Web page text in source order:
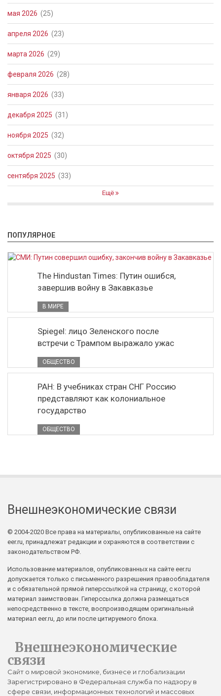
мая 2026 (25)
апреля 2026 (23)
марта 2026 (29)
февраля 2026 (28)
января 2026 (33)
декабря 2025 (31)
ноября 2025 (32)
октября 2025 (30)
сентября 2025 (33)
Ещё
ПОПУЛЯРНОЕ
The Hindustan Times: Путин ошибся,
завершив войну в Закавказье
В МИРЕ
Spiegel: лицо Зеленского после
встречи с Трампом выражало ужас
ОБЩЕСТВО
РАН: В учебниках стран СНГ Россию
представляют как колониальное
государство
ОБЩЕСТВО
Внешнеэкономические связи
© 2004-2020 Все права на материалы, опубликованные на сайте
eer.ru, принадлежат редакции и охраняются в соответствии с
законодательством РФ.
Использование материалов, опубликованных на сайте eer.ru
допускается только с письменного разрешения правообладателя
и с обязательной прямой гиперссылкой на страницу, с которой
материал заимствован. Гиперссылка должна размещаться
непосредственно в тексте, воспроизводящем оригинальный
материал eer.ru, до или после цитируемого блока.
Внешнеэкономические
связи
Сайт о мировой экономике, бизнесе и глобализации
Зарегистрировано в Федеральная служба по надзору в
сфере связи, информационных технологий и массовых